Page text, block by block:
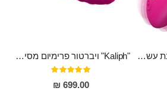
טבעת רטט "אולרו" נטענת עשויה סיליקון רפואי עם רטט חזק ומטריף חושים "Kaliph" ויברטור פרימיום מסיליקון רפואי , נטען, שקט במיוחד, מסתובב ומתפתל, שמנמן עם חדירה 14 סמ
דירוג:
100%
699.00 ₪